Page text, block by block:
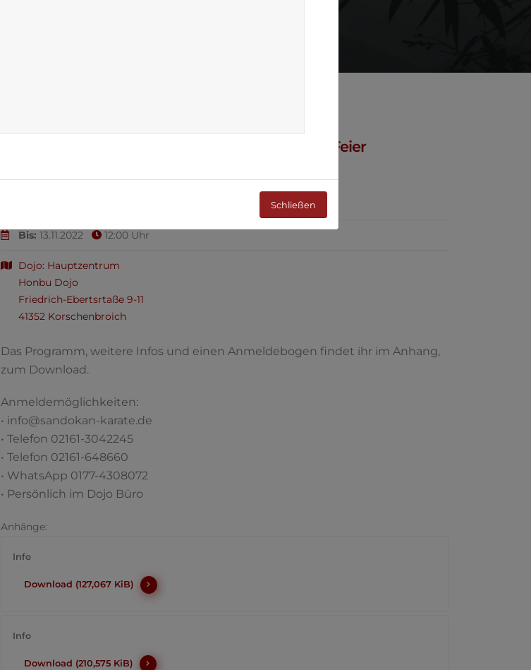
Schließen
Lehrgang, Kyu- und Dan-Prüfungen, Sandokan-Feier
Bis: 13.11.2022 12:00 Uhr
Dojo: Hauptzentrum
Honbu Dojo
Friedrich-Ebertsrtaße 9-11
41352 Korschenbroich
Das Programm, weitere Infos und einen Anmeldebogen findet ihr im Anhang,
zum Download.
Anmeldemöglichkeiten:
• info@sandokan-karate.de
• Telefon 02161-3042245
• Telefon 02161-648660
• WhatsApp 0177-4308072
• Persönlich im Dojo Büro
Anhänge:
Info
Download (127,067 KiB)
Info
Download (210,575 KiB)